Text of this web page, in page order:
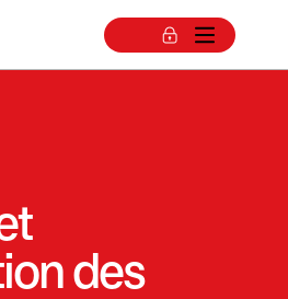
des